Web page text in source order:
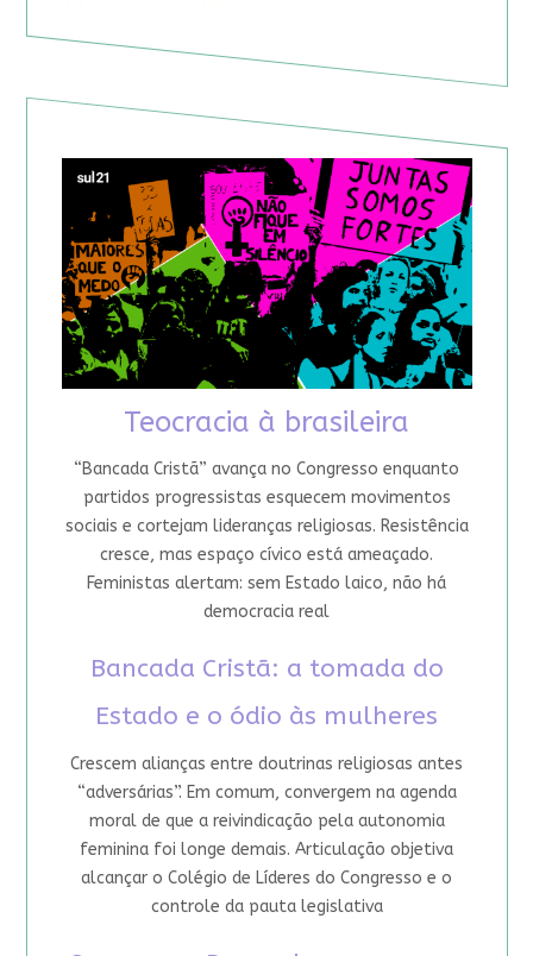
Teocracia à brasileira
“Bancada Cristã” avança no Congresso enquanto
partidos progressistas esquecem movimentos
sociais e cortejam lideranças religiosas. Resistência
cresce, mas espaço cívico está ameaçado.
Feministas alertam: sem Estado laico, não há
democracia real
Bancada Cristã: a tomada do
Estado e o ódio às mulheres
Crescem alianças entre doutrinas religiosas antes
“adversárias”. Em comum, convergem na agenda
moral de que a reivindicação pela autonomia
feminina foi longe demais. Articulação objetiva
alcançar o Colégio de Líderes do Congresso e o
controle da pauta legislativa